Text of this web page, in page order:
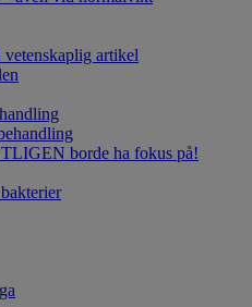
artikel
borde ha fokus på!